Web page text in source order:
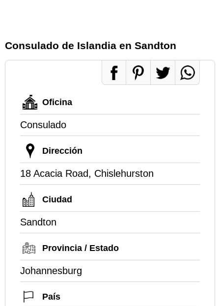
Consulado de Islandia en Sandton
Oficina
Consulado
Dirección
18 Acacia Road, Chislehurston
Ciudad
Sandton
Provincia / Estado
Johannesburg
País